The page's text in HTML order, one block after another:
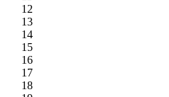
12
13
14
15
16
17
18